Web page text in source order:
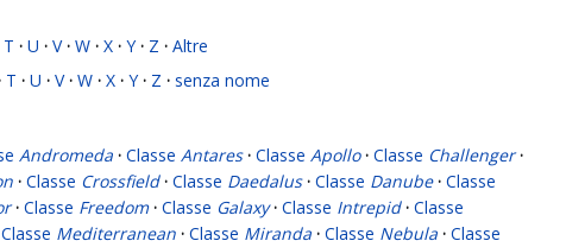
T · U · V · W · X · Y · Z · Altre
T · U · V · W · X · Y · Z · senza nome
Andromeda · Classe Antares · Classe Apollo · Classe Challenger ·
· Classe Crossfield · Classe Daedalus · Classe Danube · Classe
· Classe Freedom · Classe Galaxy · Classe Intrepid · Classe
Classe Mediterranean · Classe Miranda · Classe Nebula · Classe